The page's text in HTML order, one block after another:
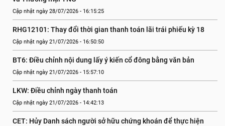
Cập nhật ngày 28/07/2026 - 16:15:25
RHG12101: Thay đổi thời gian thanh toán lãi trái phiếu kỳ 18
Cập nhật ngày 21/07/2026 - 16:50:50
BT6: Điều chỉnh nội dung lấy ý kiến cổ đông bằng văn bản
Cập nhật ngày 21/07/2026 - 15:57:10
LKW: Điều chỉnh ngày thanh toán
Cập nhật ngày 21/07/2026 - 14:42:13
CET: Hủy Danh sách người sở hữu chứng khoán để thực hiện